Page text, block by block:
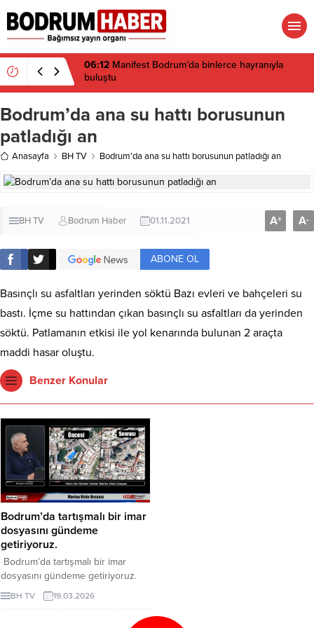
06:12 Manifest Bodrum’da binlerce hayranıyla
buluştu
Bodrum’da ana su hattı borusunun
patladığı an
Anasayfa BH TV Bodrum’da ana su hattı borusunun patladığı an
BH TV Bodrum Haber 01.11.2021 A+ A-
ABONE OL
Basınçlı su asfaltları yerinden söktü Bazı evleri ve bahçeleri su
bastı. İçme su hattından çıkan basınçlı su asfaltları da yerinden
söktü. Patlamanın etkisi ile yol kenarında bulunan 2 araçta
maddi hasar oluştu.
Benzer Konular
Bodrum’da tartışmalı bir imar
dosyasını gündeme
getiriyoruz.
Bodrum’da tartışmalı bir imar
dosyasını gündeme getiriyoruz.
Eskiçeşme Mahallesi’nde bulunan
ve kamuoyunun Marina Vista Otel
olarak bildiği 816 ada 11 parseldeki
BH TV 19.03.2026